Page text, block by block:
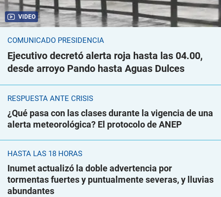
VIDEO
COMUNICADO PRESIDENCIA
Ejecutivo decretó alerta roja hasta las 04.00,
desde arroyo Pando hasta Aguas Dulces
RESPUESTA ANTE CRISIS
¿Qué pasa con las clases durante la vigencia de una
alerta meteorológica? El protocolo de ANEP
HASTA LAS 18 HORAS
Inumet actualizó la doble advertencia por
tormentas fuertes y puntualmente severas, y lluvias
abundantes